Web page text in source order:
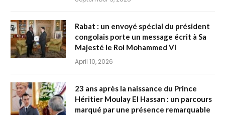
Rabat : un envoyé spécial du président
congolais porte un message écrit à Sa
Majesté le Roi Mohammed VI
April 10, 2026
23 ans après la naissance du Prince
Héritier Moulay El Hassan : un parcours
marqué par une présence remarquable